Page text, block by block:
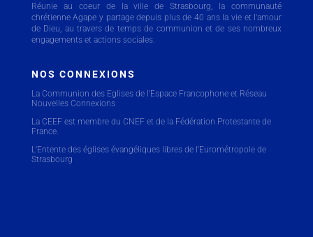
Réunie au coeur de la ville de Strasbourg, la communauté
chrétienne Agape y partage depuis plus de 40 ans la vie et l'amour
de Dieu, au travers de temps de communion et de ses nombreux
engagements et actions sociales.
NOS CONNEXIONS
La Communion des Eglises de l'Espace Francophone et Réseau
Nouvelles Connexions
La CEEF est membre du CNEF et de la Fédération Protestante de
France.
L'Entente des églises évangéliques libres de l'Eurométropole de
Strasbourg